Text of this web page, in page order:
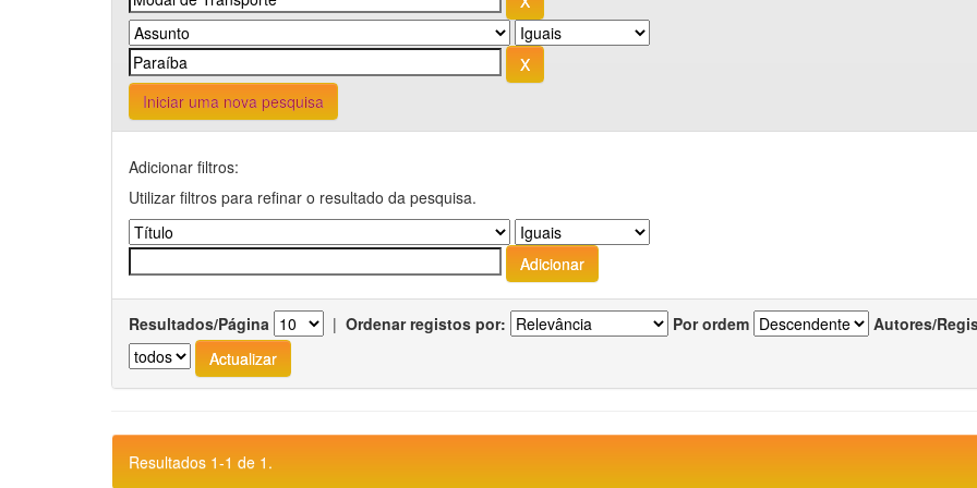
Iniciar uma nova pesquisa
Adicionar filtros:
Utilizar filtros para refinar o resultado da pesquisa.
Resultados/Página | Ordenar registos por: Por ordem Autores/
Resultados 1-1 de 1.